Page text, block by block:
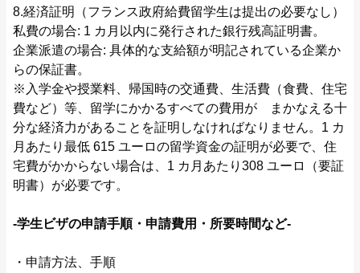
8.経済証明（フランス政府給費留学生は提出の必要なし）
私費の場合: 1 カ月以内に発行された銀行残高証明書。
企業派遣の場合: 具体的な支給額が明記されている企業か
らの保証書。
※入学金や授業料、帰国時の交通費、生活費（食費、住宅
費など）等、留学にかかるすべての費用が まかなえる十
分な経済力があることを証明しなければなりません。1 カ
月あたり最低 615 ユーロの留学資金の証明が必要で、住
宅費がかからない場合は、1 カ月あたり308 ユーロ（要証
明書）が必要です。
‐学生ビザの申請手順・申請費用・所要時間など‐
・申請方法、手順